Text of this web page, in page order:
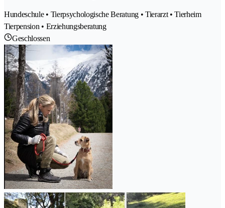
Hundeschule • Tierpsychologische Beratung • Tierarzt • Tierheim
Tierpension • Erziehungsberatung
Geschlossen